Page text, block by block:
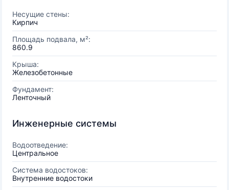
Несущие стены:
Кирпич
Площадь подвала, м²:
860.9
Крыша:
Железобетонные
Фундамент:
Ленточный
Инженерные системы
Водоотведение:
Центральное
Система водостоков:
Внутренние водостоки